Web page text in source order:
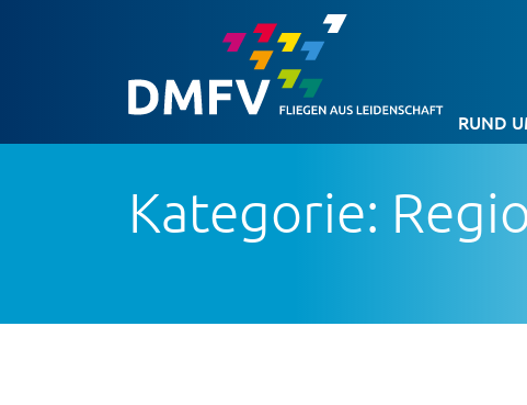
RUND
Kategorie: